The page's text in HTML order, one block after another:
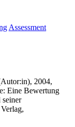
Assessment
, 2004,
Eine Bewertung
seiner